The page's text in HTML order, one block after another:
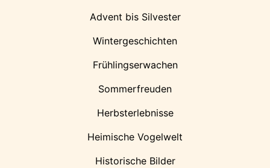
Advent bis Silvester
Wintergeschichten
Frühlingserwachen
Sommerfreuden
Herbsterlebnisse
Heimische Vogelwelt
Historische Bilder